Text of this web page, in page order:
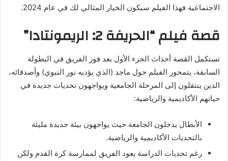
الاجتماعية فهذا الفيلم سيكون الخيار المثالي لك في عام 2024.
قصة فيلم “الحريفة 2: الريمونتادا”
تستكمل القصة أحداث الجزء الأول بعد فوز الفريق في البطولة
السابقة، يتمحور الفيلم حول ماجد (الذي يؤديه نور النبوي) وأصدقائه،
الذين ينتقلون إلى المرحلة الجامعية ويواجهون تحديات جديدة في
حياتهم الأكاديمية والرياضية:
الأبطال يدخلون الجامعة حيث يواجهون بيئة جديدة مليئة
بالتحديات الأكاديمية والرياضية.
رغم تحديات الدراسة يعود الفريق لممارسة كرة القدم ولكن